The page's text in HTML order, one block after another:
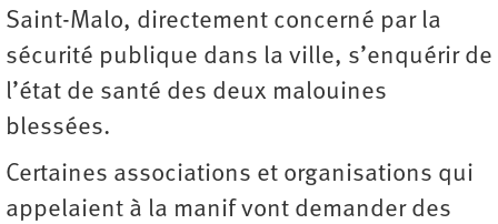
Saint-Malo, directement concerné par la
sécurité publique dans la ville, s’enquérir de
l’état de santé des deux malouines
blessées.
Certaines associations et organisations qui
appelaient à la manif vont demander des